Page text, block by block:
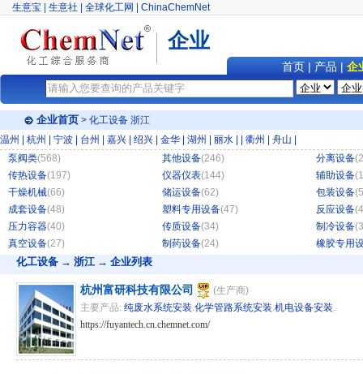
生意宝 生意社 全球化工网 ChinaChemNet
企业
首页| 产品 | 企
企业首页 > 化工设备 浙江
温州
杭州 宁波 台州 嘉兴 绍兴 金华 湖州 丽水 衢州 舟山
泵阀类(568) 其他设备(246) 分离设备
传热设备(197) 仪器仪表(144) 辅助设备
干燥机械(66) 储运设备(62) 包装设备
成套设备(48) 塑料专用设备(47) 反应设备
压力容器(40) 传质设备(34) 制冷设备
真空设备(27) 制药设备(24) 橡胶专用
化工设备 → 浙江 → 企业列表
杭州富研科技有限公司
(生产商)
主要产品: 纯废水系统安装.化学管路系统安装.机电设备安装.
https://fuyantech.cn.chemnet.com/